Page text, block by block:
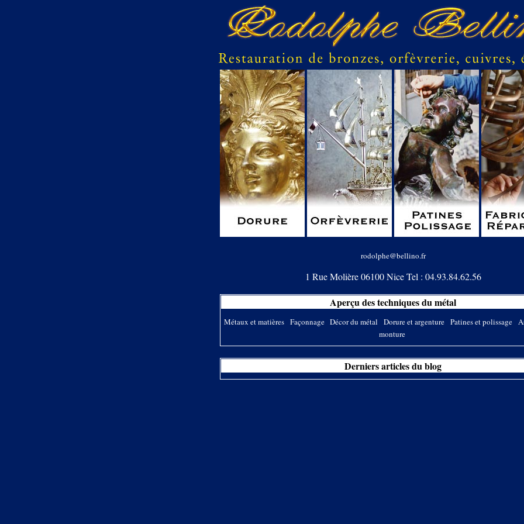
rodolphe@bellino.fr
1 Rue Molière 06100 Nice Tel : 04.93.84.62.56
Aperçu des techniques du métal
Métaux et matières Façonnage Décor du métal Dorure et argenture Patines et polissage
monture
Derniers articles du blog